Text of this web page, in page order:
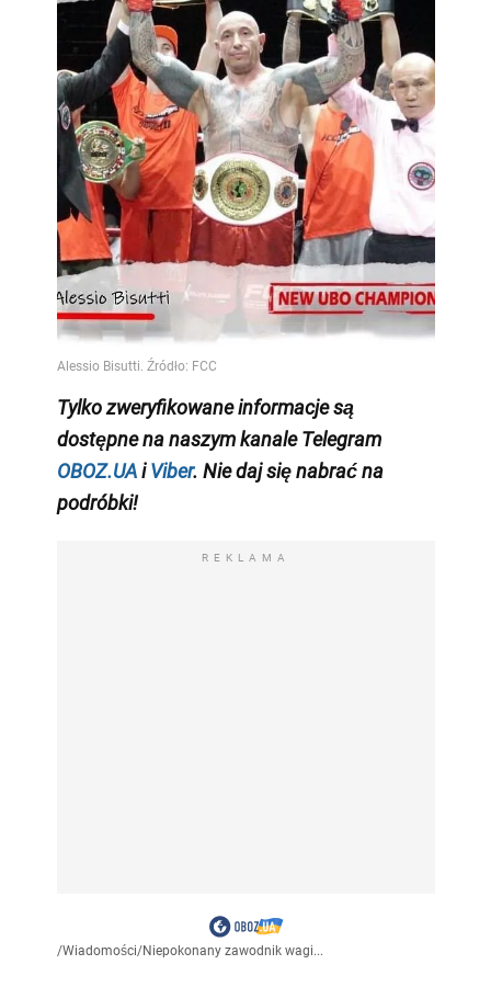
Tylko zweryfikowane informacje są
dostępne na naszym kanale Telegram
OBOZ.UA iViber. Nie daj się nabrać na
podróbki!
REKLAMA
/Wiadomości/Niepokonany zawodnik wagi...